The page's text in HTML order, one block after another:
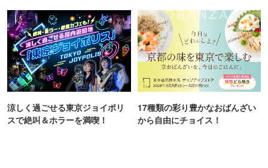
涼しく過ごせる東京ジョイポリ
スで絶叫＆ホラーを満喫！
17種類の彩り豊かなおばんざい
から自由にチョイス！